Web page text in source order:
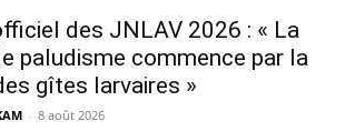
des JNLAV 2026 : « La
paludisme commence par la
gîtes larvaires »
- 8 août 2026